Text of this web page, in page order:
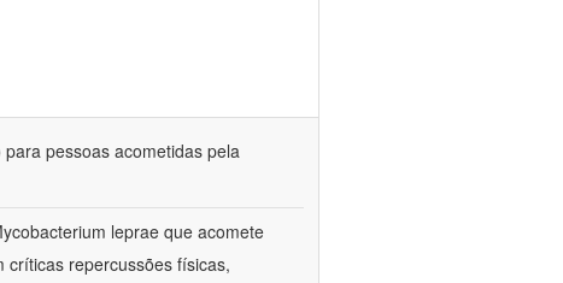
pessoas acometidas pela
leprae que acomete
críticas repercussões físicas,